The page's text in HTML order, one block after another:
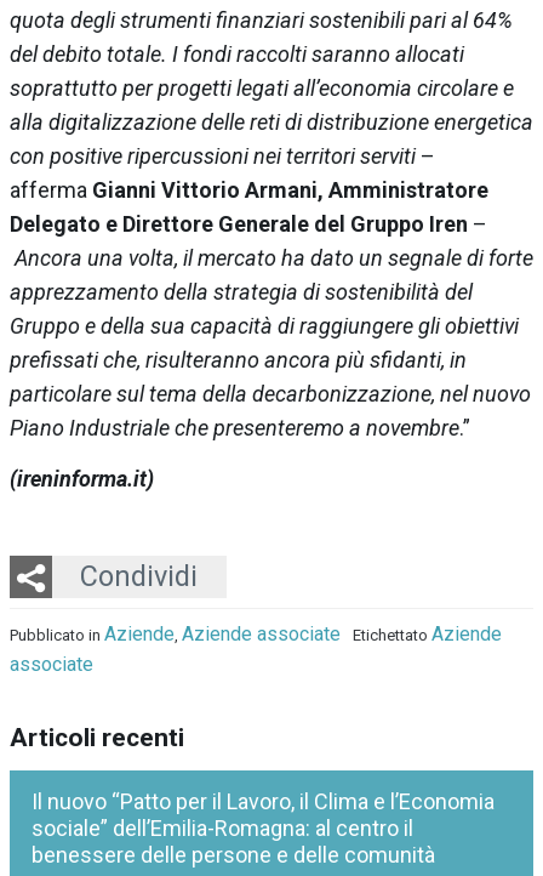
quota degli strumenti finanziari sostenibili pari al 64%
del debito totale. I fondi raccolti saranno allocati
soprattutto per progetti legati all’economia circolare e
alla digitalizzazione delle reti di distribuzione energetica
con positive ripercussioni nei territori serviti–
afferma Gianni Vittorio Armani, Amministratore
Delegato e Direttore Generale del Gruppo Iren –
Ancora una volta, il mercato ha dato un segnale di forte
apprezzamento della strategia di sostenibilità del
Gruppo e della sua capacità di raggiungere gli obiettivi
prefissati che, risulteranno ancora più sfidanti, in
particolare sul tema della decarbonizzazione, nel nuovo
Piano Industriale che presenteremo a novembre.”
(ireninforma.it)
Condividi
Twitter
LinkedIn
Email
Whatsapp
Pubblicato in Aziende, Aziende associate Etichettato Aziende
associate
Articoli recenti
Il nuovo “Patto per il Lavoro, il Clima e l’Economia
sociale” dell’Emilia-Romagna: al centro il
benessere delle persone e delle comunità